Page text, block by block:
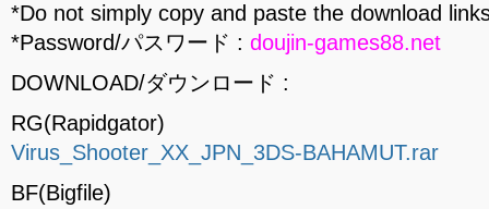
*Do not simply copy and paste the download
*Password/パスワード : doujin-games88.net
DOWNLOAD/ダウンロード :
RG(Rapidgator)
Virus_Shooter_XX_JPN_3DS-BAHAMUT.rar
BF(Bigfile)